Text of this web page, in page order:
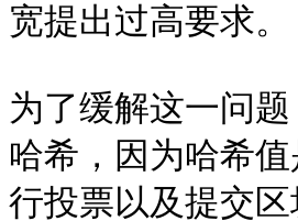
宽提出过高要求。
为了缓解这一问
哈希，因为哈希
行投票以及提交